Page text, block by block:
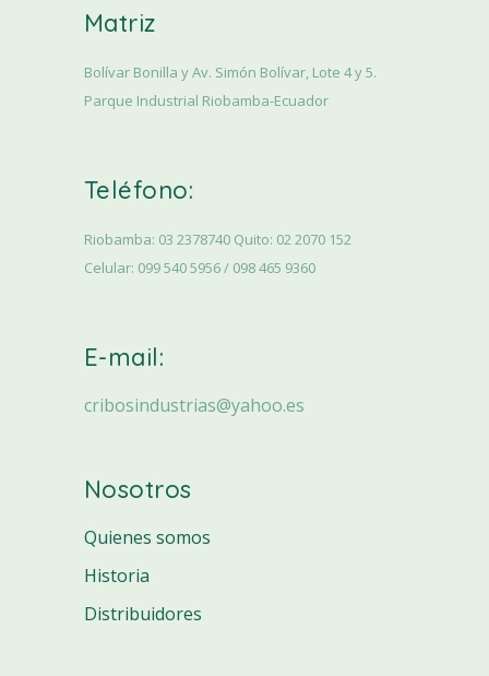
Matriz
Bolívar Bonilla y Av. Simón Bolívar, Lote 4 y 5.
Parque Industrial Riobamba-Ecuador
Teléfono:
Riobamba: 03 2378740 Quito: 02 2070 152
Celular: 099 540 5956 / 098 465 9360
E-mail:
cribosindustrias@yahoo.es
Nosotros
Quienes somos
Historia
Distribuidores